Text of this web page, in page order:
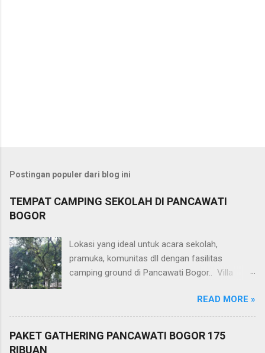
Postingan populer dari blog ini
TEMPAT CAMPING SEKOLAH DI PANCAWATI
BOGOR
Lokasi yang ideal untuk acara sekolah,
pramuka, komunitas dll dengan fasilitas
camping ground di Pancawati Bogor.. Villa
penginapan juga tersedia lahan camping yang
bisa digunakan untuk acara camping
rombongan. Tersedia aula untuk acara indoor,
READ MORE »
PAKET GATHERING PANCAWATI BOGOR 175
RIBUAN